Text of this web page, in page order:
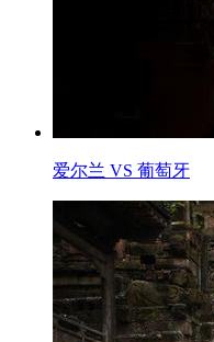
爱尔兰 VS 葡萄牙